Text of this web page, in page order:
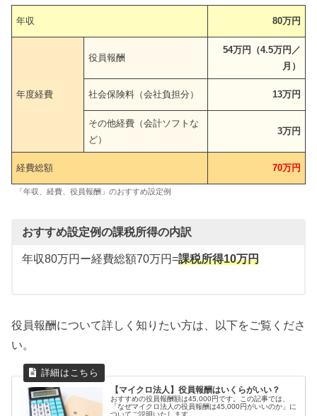
年収 80万円
年度経費
役員報酬
54万円（4.5万円／
月）
社会保険料（会社負担分） 13万円
その他経費（会計ソフトな
ど）
3万円
経費総額 70万円
「年収、経費、役員報酬」のおすすめ設定例
おすすめ設定例の課税所得の内訳
年収80万円ー経費総額70万円=課税所得10万円
役員報酬について詳しく知りたい方は、以下をご覧くださ
い。
【マイクロ法人】役員報酬はいくらがいい？
おすすめの役員報酬額は45,000円です。この記事では、
「なぜマイクロ法人の役員報酬は45,000円がいいのか」に
ついてご説明いたします。